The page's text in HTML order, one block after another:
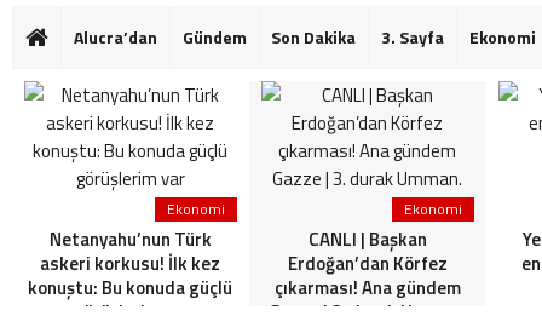
Alucra’dan Gündem Son Dakika 3. Sayfa Ekonomi
Ekonomi
Netanyahu’nun Türk
askeri korkusu! İlk kez
konuştu: Bu konuda güçlü
görüşlerim var
Ekonomi
CANLI | Başkan
Erdoğan’dan Körfez
çıkarması! Ana gündem
Gazze | 3. durak Umman.